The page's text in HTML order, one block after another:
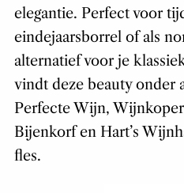
elegantie. Perfect voor
eindejaarsborrel of als
alternatief voor je
vindt deze beauty onder
Perfecte Wijn,
Bijenkorf en Hart’s
fles.